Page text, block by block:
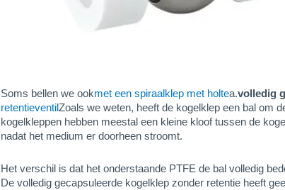
Soms bellen we ookmet een spiraalklep met holtea.volledig
retentieventilZoals we weten, heeft de kogelklep een bal om
kogelkleppen hebben meestal een kleine kloof tussen de
nadat het medium er doorheen stroomt.
Het verschil is dat het onderstaande PTFE de bal volledig
De volledig gecapsuleerde kogelklep zonder retentie heeft